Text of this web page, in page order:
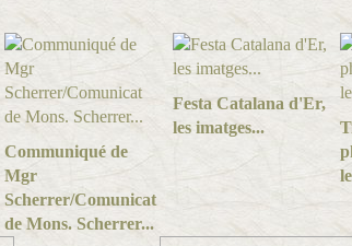
Communiqué de
Mgr
Scherrer/Comunicat
de Mons. Scherrer...
Festa Catalana d'Er,
les imatges...